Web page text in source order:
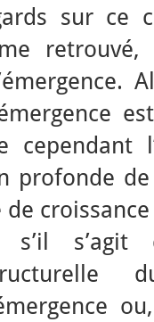
sur ce
cependant
profonde
s’il s’agit